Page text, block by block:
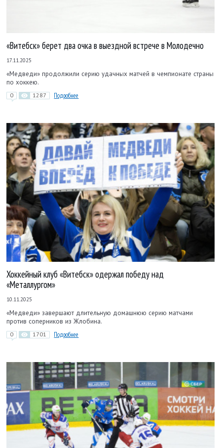
«Витебск» берет два очка в выездной встрече в Молодечно
17.11.2025
«Медведи» продолжили серию удачных матчей в чемпионате страны
по хоккею.
0 1287 Подробнее
Хоккейный клуб «Витебск» одержал победу над
«Металлургом»
10.11.2025
«Медведи» завершают длительную домашнюю серию матчами
против соперников из Жлобина.
0 1701 Подробнее